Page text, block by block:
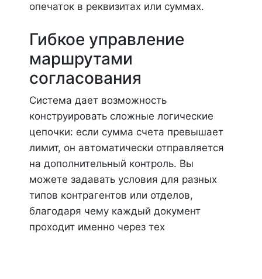
опечаток в реквизитах или суммах.
Гибкое управление
маршрутами
согласования
Система дает возможность
конструировать сложные логические
цепочки: если сумма счета превышает
лимит, он автоматически отправляется
на дополнительный контроль. Вы
можете задавать условия для разных
типов контрагентов или отделов,
благодаря чему каждый документ
проходит именно через тех